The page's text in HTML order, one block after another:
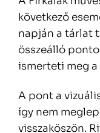
következő
napján a tárlat
összeálló
ismerteti meg
A pont a
így nem
visszaköszön.